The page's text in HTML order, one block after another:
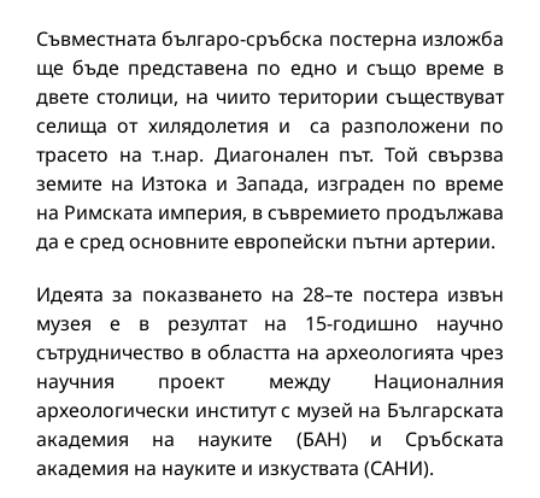
Съвместната българо-сръбска постерна изложба
ще бъде представена по едно и също време в
двете столици, на чиито територии съществуват
селища от хилядолетия и са разположени по
трасето на т.нар. Диагонален път. Той свързва
земите на Изтока и Запада, изграден по време
на Римската империя, в съвремието продължава
да е сред основните европейски пътни артерии.
Идеята за показването на 28–те постера извън
музея е в резултат на 15-годишно научно
сътрудничество в областта на археологията чрез
научния проект между Националния
археологически институт с музей на Българската
академия на науките (БАН) и Сръбската
академия на науките и изкуствата (САНИ).